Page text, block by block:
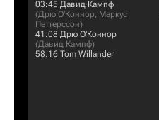
03:45 Давид Кампф
(Дрю О'Коннор, Маркус
Петтерссон)
41:08 Дрю О'Коннор
(Давид Кампф)
58:16 Tom Willander